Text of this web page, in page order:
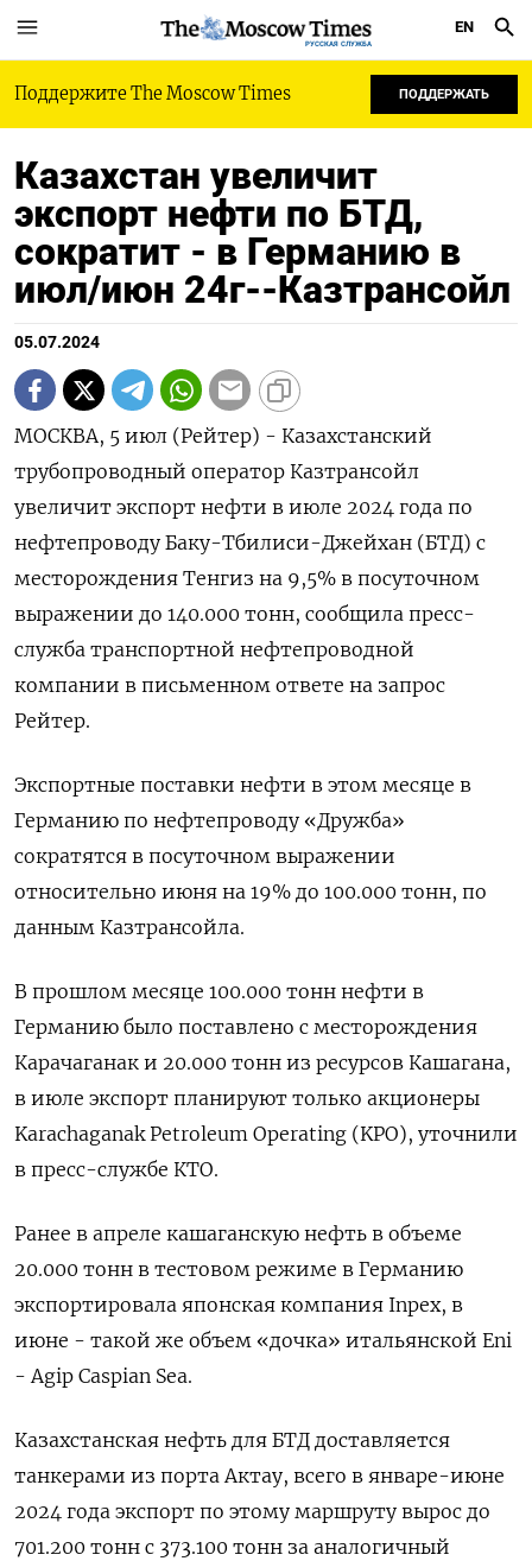
РУССКАЯ СЛУЖБА
EN
Поддержите The Moscow Times ПОДДЕРЖАТЬ
Казахстан увеличит
экспорт нефти по БТД,
сократит - в Германию в
июл/июн 24г--Казтрансойл
05.07.2024
МОСКВА, 5 июл (Рейтер) - Казахстанский
трубопроводный оператор Казтрансойл
увеличит экспорт нефти в июле 2024 года по
нефтепроводу Баку-Тбилиси-Джейхан (БТД) с
месторождения Тенгиз на 9,5% в посуточном
выражении до 140.000 тонн, сообщила пресс-
служба транспортной нефтепроводной
компании в письменном ответе на запрос
Рейтер.
Экспортные поставки нефти в этом месяце в
Германию по нефтепроводу «Дружба»
сократятся в посуточном выражении
относительно июня на 19% до 100.000 тонн, по
данным Казтрансойла.
В прошлом месяце 100.000 тонн нефти в
Германию было поставлено с месторождения
Карачаганак и 20.000 тонн из ресурсов Кашагана,
в июле экспорт планируют только акционеры
Karachaganak Petroleum Operating (KPO), уточнили
в пресс-службе КТО.
Ранее в апреле кашаганскую нефть в объеме
20.000 тонн в тестовом режиме в Германию
экспортировала японская компания Inpex, в
июне - такой же объем «дочка» итальянской Eni
- Agip Caspian Sea.
Казахстанская нефть для БТД доставляется
танкерами из порта Актау, всего в январе-июне
2024 года экспорт по этому маршруту вырос до
701.200 тонн с 373.100 тонн за аналогичный